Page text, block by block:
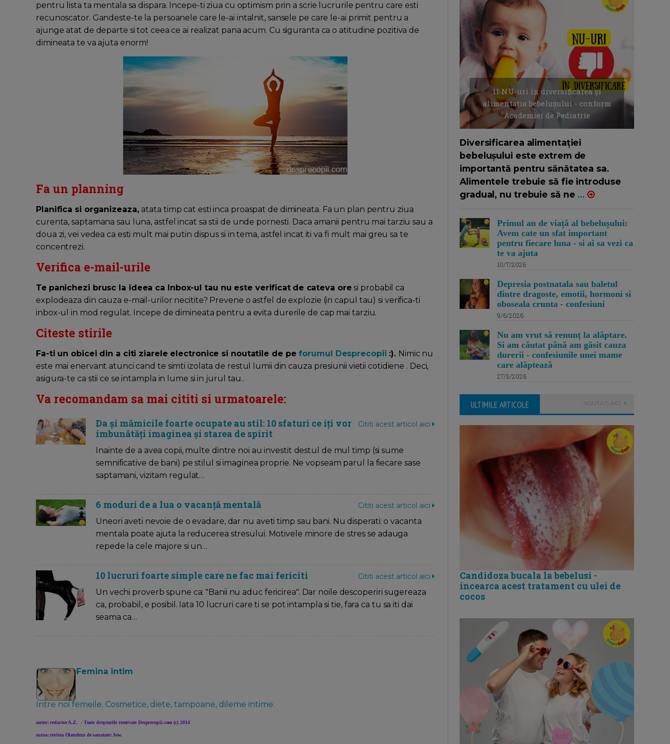
pentru lista ta mentala sa dispara. Incepe-ti ziua cu optimism prin a scrie lucrurile pentru care esti
recunoscator. Gandeste-te la persoanele care le-ai intalnit, sansele pe care le-ai primit pentru a
ajunge atat de departe si tot ceea ce ai realizat pana acum. Cu siguranta ca o atitudine pozitiva de
dimineata te va ajuta enorm!
Fa un planning
Planifica si organizeaza, atata timp cat esti inca proaspat de dimineata. Fa un plan pentru ziua
curenta, saptamana sau luna, astfel incat sa stii de unde pornesti. Daca amanii pentru mai tarziu sau a
doua zi, vei vedea ca esti mult mai putin dispus si in tema, astfel incat iti va fi mult mai greu sa te
concentrezi.
Verifica e-mail-urile
Te panichezi brusc la ideea ca Inbox-ul tau nu este verificat de cateva ore si probabil ca
explodeaza din cauza e-mail-urilor necitite? Prevene o astfel de explozie (in capul tau) si verifica-ti
inbox-ul in mod regulat. Incepe de dimineata pentru a evita durerile de cap mai tarziu.
Citeste stirile
Fa-ti un obicei din a citi ziarele electronice si noutatile de peforumul Desprecopii :). Nimic nu
este mai enervant atunci cand te simti izolata de restul lumii din cauza presiunii vietii cotidiene . Deci,
asigura-te ca stii ce se intampla in lume si in jurul tau..
Va recomandam sa mai cititi si urmatoarele:
Cititi acest articol aici
Da și mămicile foarte ocupate au stil: 10 sfaturi ce iți vor
imbunătăți imaginea și starea de spirit
Inainte de a avea copii, multe dintre noi au investit destul de mul timp (si sume
semnificative de bani) pe stilul si imaginea proprie. Ne vopseam parul la fiecare sase
saptamani, vizitam regulat…
Cititi acest articol aici
6 moduri de a lua o vacanță mentală
Uneori aveti nevoie de o evadare, dar nu aveti timp sau bani. Nu disperati: o vacanta
mentala poate ajuta la reducerea stresului. Motivele minore de stres se adauga
repede la cele majore si un…
Cititi acest articol aici
10 lucruri foarte simple care ne fac mai fericiti
Un vechi proverb spune ca: "Banii nu aduc fericirea". Dar noile descoperiri sugereaza
ca, probabil, e posibil. Iata 10 lucruri care ti se pot intampla si tie, fara ca tu sa iti dai
seama ca…
Femina intim
Intre noi femeile. Cosmetice, diete, tampoane, dileme intime.
autor: redactor A.Z. - Toate drepturile rezervate Desprecopii.com (c) 2014
sursa: revista Olandeza de sanatate: Jow.
11 NU-uri in diversificarea și
alimentația bebelușului - conform
Academiei de Pediatrie
Diversificarea alimentației
bebelușului este extrem de
importantă pentru sănătatea sa.
Alimentele trebuie să fie introduse
gradual, nu trebuie să ne ...
Primul an de viață al bebelușului:
Avem cate un sfat important
pentru fiecare luna - si ai sa vezi ca
te va ajuta
10/7/2026
Depresia postnatala sau baletul
dintre dragoste, emotii, hormoni si
oboseala crunta - confesiuni
9/6/2026
Nu am vrut să renunț la alăptare.
Si am căutat până am găsit cauza
durerii - confesiunile unei mame
care alăptează
27/3/2026
ULTIMILE ARTICOLE NOUTATI AICI
Candidoza bucala la bebelusi -
incearca acest tratament cu ulei de
cocos